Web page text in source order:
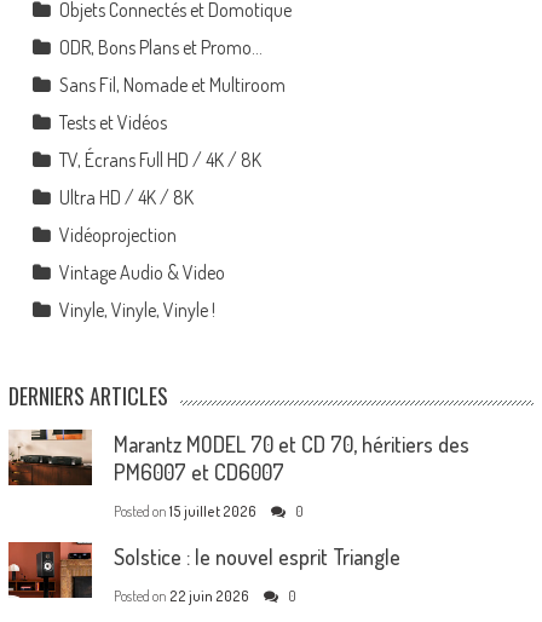
Objets Connectés et Domotique
ODR, Bons Plans et Promo…
Sans Fil, Nomade et Multiroom
Tests et Vidéos
TV, Écrans Full HD / 4K / 8K
Ultra HD / 4K / 8K
Vidéoprojection
Vintage Audio & Video
Vinyle, Vinyle, Vinyle !
DERNIERS ARTICLES
Marantz MODEL 70 et CD 70, héritiers des
PM6007 et CD6007
Posted on 15 juillet 2026 0
Solstice : le nouvel esprit Triangle
Posted on 22 juin 2026 0